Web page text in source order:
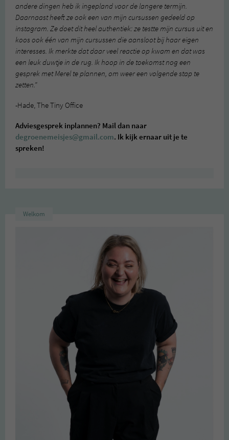
andere dingen heb ik ingepland voor de langere termijn.
Daarnaast heeft ze ook een van mijn cursussen gedeeld op
instagram. Ze doet dit heel authentiek: ze testte mijn cursus uit en
koos ook één van mijn cursussen die aansloot bij haar eigen
interesses. Ik merkte dat daar veel reactie op kwam en dat was
een leuk duwtje in de rug. Ik hoop in de toekomst nog een
gesprek met Merel te plannen, om weer een volgende stap te
zetten.”
-Hade, The Tiny Office
Adviesgesprek inplannen? Mail dan naar
degroenemeisjes@gmail.com. Ik kijk ernaar uit je te
spreken!
Welkom